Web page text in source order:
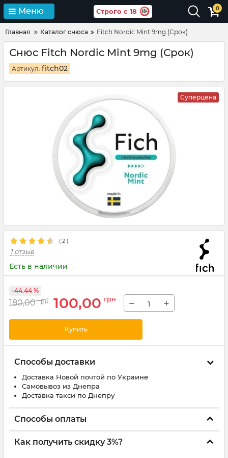
Меню Строго с 18 0
Главная Каталог снюса Fitch Nordic Mint 9mg (Срок)
Снюс Fitch Nordic Mint 9mg (Срок)
Артикул: fitch02
Суперцена
( 2 )
1 отзыв
Есть в наличии
180,00 грн 100,00 грн
-44.44 %
− +
Купить
Способы доставки
Доставка Новой почтой по Украине
Самовывоз из Днепра
Доставка такси по Днепру
Способы оплаты
Как получить скидку 3%?